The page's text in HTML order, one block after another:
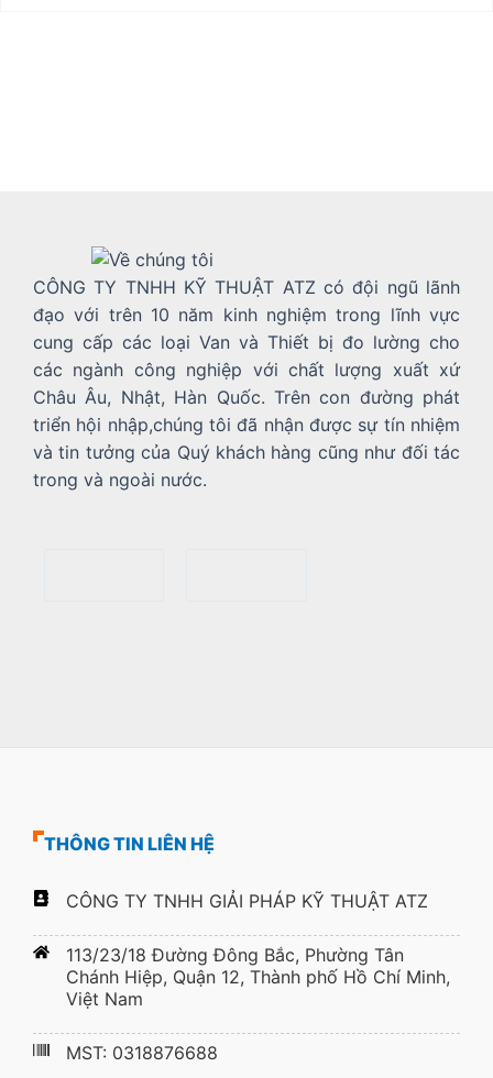
CÔNG TY TNHH KỸ THUẬT ATZ có đội ngũ lãnh
đạo với trên 10 năm kinh nghiệm trong lĩnh vực
cung cấp các loại Van và Thiết bị đo lường cho
các ngành công nghiệp với chất lượng xuất xứ
Châu Âu, Nhật, Hàn Quốc. Trên con đường phát
triển hội nhập,chúng tôi đã nhận được sự tín nhiệm
và tin tưởng của Quý khách hàng cũng như đối tác
trong và ngoài nước.
THÔNG TIN LIÊN HỆ
CÔNG TY TNHH GIẢI PHÁP KỸ THUẬT ATZ
113/23/18 Đường Đông Bắc, Phường Tân
Chánh Hiệp, Quận 12, Thành phố Hồ Chí Minh,
Việt Nam
MST: 0318876688